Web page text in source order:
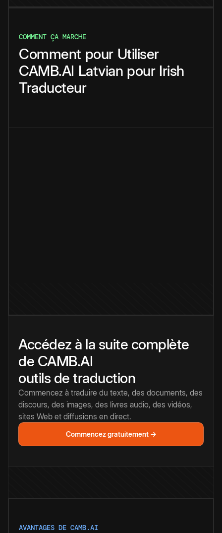
COMMENT ÇA MARCHE
Comment pour Utiliser
CAMB.AI Latvian pour Irish
Traducteur
Accédez à la suite complète
de CAMB.AI
outils de traduction
Commencez à traduire du texte, des documents, des
discours, des images, des livres audio, des vidéos,
sites Web et diffusions en direct.
Commencez gratuitement →
AVANTAGES DE CAMB.AI